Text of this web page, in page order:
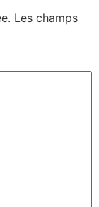
Les champs